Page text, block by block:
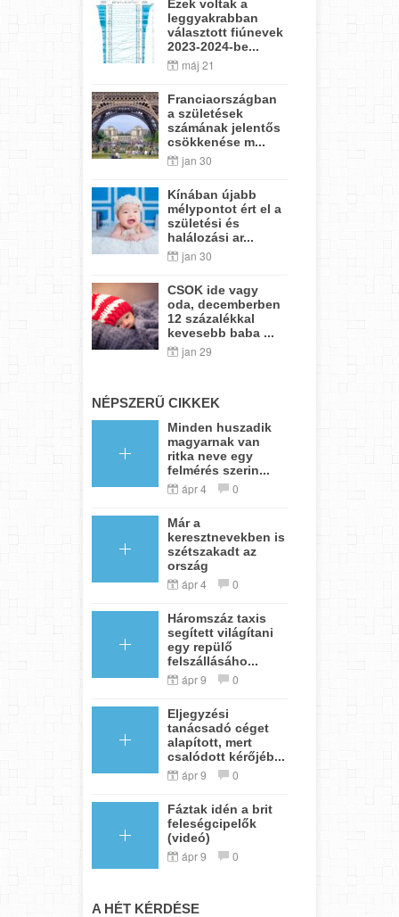
Ezek voltak a
leggyakrabban
választott fiúnevek
2023-2024-be...
máj 21
Franciaországban
a születések
számának jelentős
csökkenése m...
jan 30
Kínában újabb
mélypontot ért el a
születési és
halálozási ar...
jan 30
CSOK ide vagy
oda, decemberben
12 százalékkal
kevesebb baba ...
jan 29
NÉPSZERŰ CIKKEK
Minden huszadik
magyarnak van
ritka neve egy
felmérés szerin...
ápr 4 0
Már a
keresztnevekben is
szétszakadt az
ország
ápr 4 0
Háromszáz taxis
segített világítani
egy repülő
felszállásáho...
ápr 9 0
Eljegyzési
tanácsadó céget
alapított, mert
csalódott kérőjéb...
ápr 9 0
Fáztak idén a brit
feleségcipelők
(videó)
ápr 9 0
A HÉT KÉRDÉSE